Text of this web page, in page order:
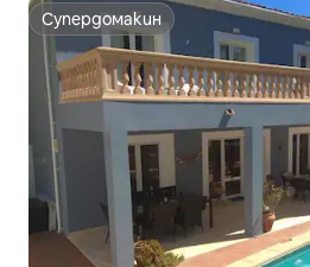
Супердомакин
Супердомакин